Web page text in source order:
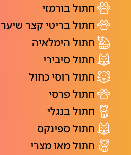
חתול בורמזי
חתול בריטי קצר שיער
חתול הימלאיה
חתול סיבירי
חתול רוסי כחול
חתול פרסי
חתול בנגלי
חתול ספינקס
חתול מאו מצרי